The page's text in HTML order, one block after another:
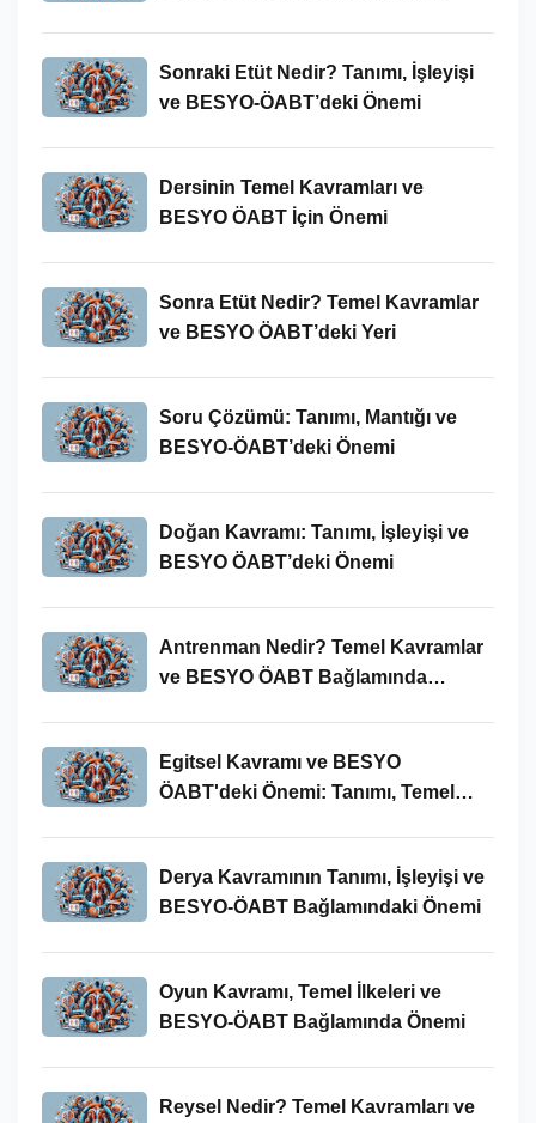
Sonraki Etüt Nedir? Tanımı, İşleyişi
ve BESYO-ÖABT’deki Önemi
Dersinin Temel Kavramları ve
BESYO ÖABT İçin Önemi
Sonra Etüt Nedir? Temel Kavramlar
ve BESYO ÖABT’deki Yeri
Soru Çözümü: Tanımı, Mantığı ve
BESYO-ÖABT’deki Önemi
Doğan Kavramı: Tanımı, İşleyişi ve
BESYO ÖABT’deki Önemi
Antrenman Nedir? Temel Kavramlar
ve BESYO ÖABT Bağlamında
Egitsel Kavramı ve BESYO
ÖABT'deki Önemi: Tanımı, Temel
Derya Kavramının Tanımı, İşleyişi ve
BESYO-ÖABT Bağlamındaki Önemi
Oyun Kavramı, Temel İlkeleri ve
BESYO-ÖABT Bağlamında Önemi
Reysel Nedir? Temel Kavramları ve